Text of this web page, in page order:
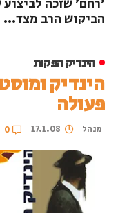
'רחם' שזכה
הביקוש הרב מצד...
הינדיק הפקות
הינדיק
פעולה
מנהל 17.1.08
0